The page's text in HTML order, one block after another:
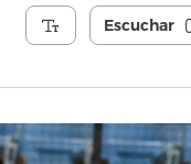
Escuchar